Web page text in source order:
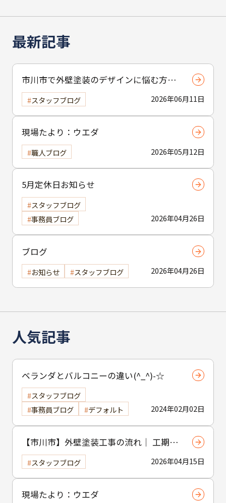
最新記事
市川市で外壁塗装のデザインに悩む方へ
｜ 色選びの失敗を防ぐポイント
2026年06月11日
スタッフブログ
現場たより：ウエダ
2026年05月12日
職人ブログ
5月定休日お知らせ
2026年04月26日
スタッフブログ
事務員ブログ
ブログ
2026年04月26日
お知らせ スタッフブログ
人気記事
ベランダとバルコニーの違い(^_^)-☆
2024年02月02日
スタッフブログ
事務員ブログ
デフォルト
【市川市】外壁塗装工事の流れ｜ 工期・
工程・作業内容をわかりやすく解説2026年04月15日
スタッフブログ
現場たより：ウエダ